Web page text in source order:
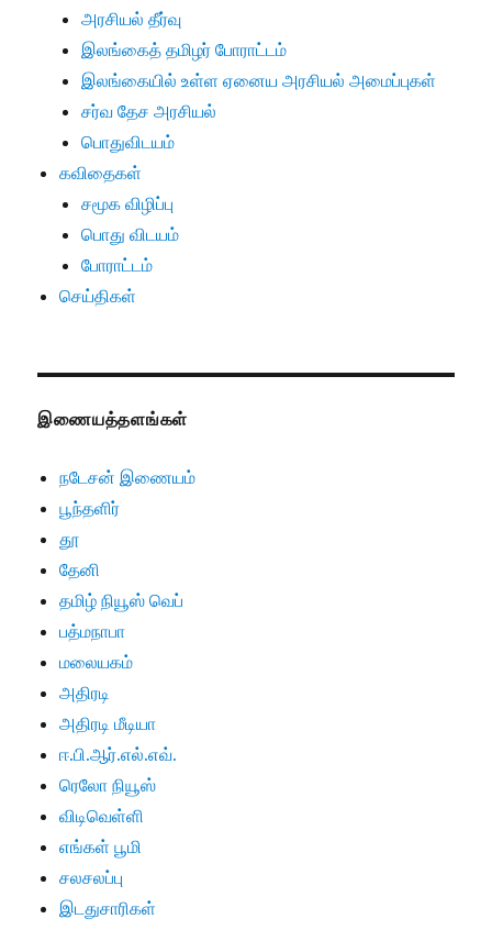
அரசியல் தீர்வு
இலங்கைத் தமிழர் போராட்டம்
இலங்கையில் உள்ள ஏனைய அரசியல் அமைப்புகள்
சர்வ தேச அரசியல்
பொதுவிடயம்
கவிதைகள்
சமூக விழிப்பு
பொது விடயம்
போராட்டம்
செய்திகள்
இணையத்தளங்கள்
நடேசன் இணையம்
பூந்தளிர்
தூ
தேனி
தமிழ் நியூஸ் வெப்
பத்மநாபா
மலையகம்
அதிரடி
அதிரடி மீடியா
ஈ.பி.ஆர்.எல்.எவ்.
ரெலோ நியூஸ்
விடிவெள்ளி
எங்கள் பூமி
சலசலப்பு
இடதுசாரிகள்